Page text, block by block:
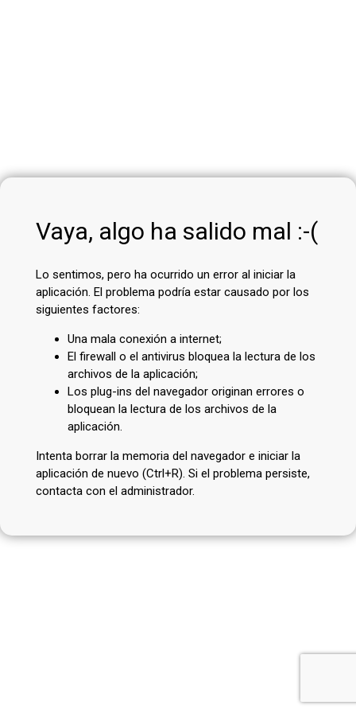
Vaya, algo ha salido mal :-(
Lo sentimos, pero ha ocurrido un error al iniciar la
aplicación. El problema podría estar causado por los
siguientes factores:
Una mala conexión a internet;
El firewall o el antivirus bloquea la lectura de los
archivos de la aplicación;
Los plug-ins del navegador originan errores o
bloquean la lectura de los archivos de la
aplicación.
Intenta borrar la memoria del navegador e iniciar la
aplicación de nuevo (Ctrl+R). Si el problema persiste,
contacta con el administrador.